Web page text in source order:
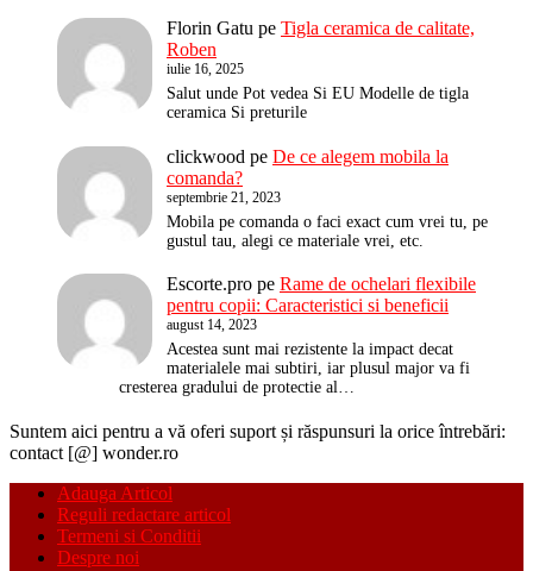
Florin Gatu pe Tigla ceramica de calitate,
Roben
iulie 16, 2025
Salut unde Pot vedea Si EU Modelle de tigla
ceramica Si preturile
clickwood pe De ce alegem mobila la
comanda?
septembrie 21, 2023
Mobila pe comanda o faci exact cum vrei tu, pe
gustul tau, alegi ce materiale vrei, etc.
Escorte.pro pe Rame de ochelari flexibile
pentru copii: Caracteristici si beneficii
august 14, 2023
Acestea sunt mai rezistente la impact decat
materialele mai subtiri, iar plusul major va fi
cresterea gradului de protectie al…
Suntem aici pentru a vă oferi suport și răspunsuri la orice întrebări:
contact [@] wonder.ro
Adauga Articol
Reguli redactare articol
Termeni si Conditii
Despre noi